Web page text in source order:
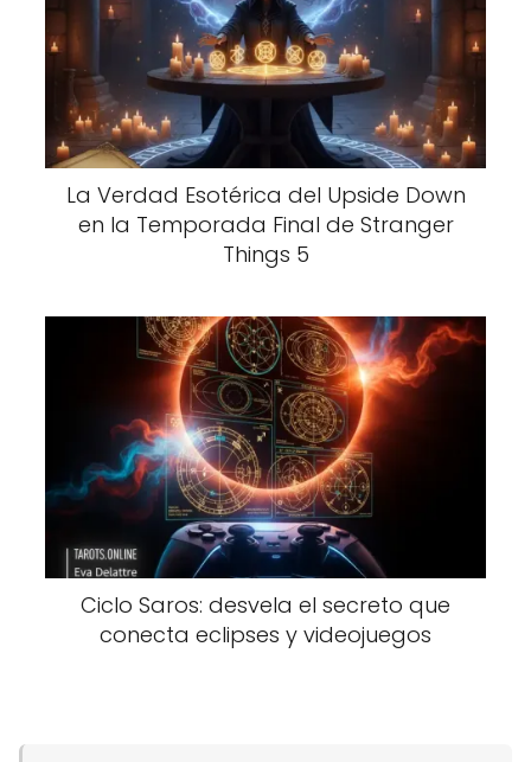
La Verdad Esotérica del Upside Down
en la Temporada Final de Stranger
Things 5
Ciclo Saros: desvela el secreto que
conecta eclipses y videojuegos